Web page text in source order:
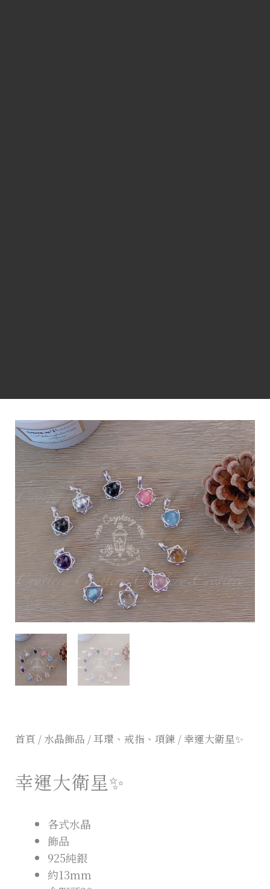
首頁 / 水晶飾品 /耳環、戒指、項鍊 / 幸運大衛星✨
幸運大衛星✨
各式水晶
飾品
925純銀
約13mm